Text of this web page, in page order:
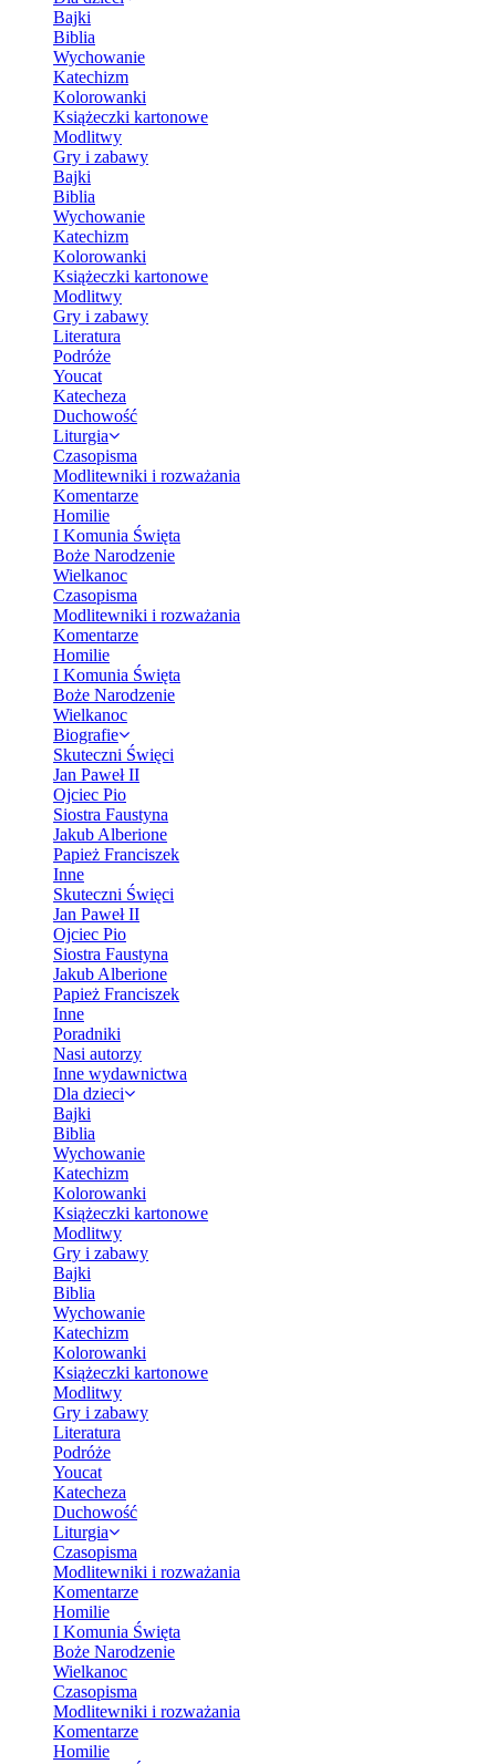
Bajki
Biblia
Wychowanie
Katechizm
Kolorowanki
Książeczki kartonowe
Modlitwy
Gry i zabawy
Bajki
Biblia
Wychowanie
Katechizm
Kolorowanki
Książeczki kartonowe
Modlitwy
Gry i zabawy
Literatura
Podróże
Youcat
Katecheza
Duchowość
Liturgia
Czasopisma
Modlitewniki i rozważania
Komentarze
Homilie
I Komunia Święta
Boże Narodzenie
Wielkanoc
Czasopisma
Modlitewniki i rozważania
Komentarze
Homilie
I Komunia Święta
Boże Narodzenie
Wielkanoc
Biografie
Skuteczni Święci
Jan Paweł II
Ojciec Pio
Siostra Faustyna
Jakub Alberione
Papież Franciszek
Inne
Skuteczni Święci
Jan Paweł II
Ojciec Pio
Siostra Faustyna
Jakub Alberione
Papież Franciszek
Inne
Poradniki
Nasi autorzy
Inne wydawnictwa
Dla dzieci
Bajki
Biblia
Wychowanie
Katechizm
Kolorowanki
Książeczki kartonowe
Modlitwy
Gry i zabawy
Bajki
Biblia
Wychowanie
Katechizm
Kolorowanki
Książeczki kartonowe
Modlitwy
Gry i zabawy
Literatura
Podróże
Youcat
Katecheza
Duchowość
Liturgia
Czasopisma
Modlitewniki i rozważania
Komentarze
Homilie
I Komunia Święta
Boże Narodzenie
Wielkanoc
Czasopisma
Modlitewniki i rozważania
Komentarze
Homilie